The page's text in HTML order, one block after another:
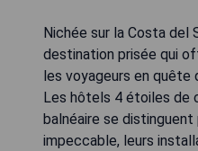
Nichée sur la Costa del
destination prisée qui
les voyageurs en
Les hôtels 4 étoiles de
balnéaire se distinguent
impeccable, leurs